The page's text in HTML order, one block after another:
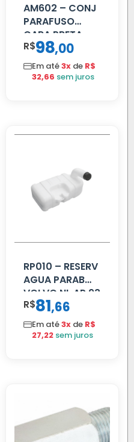
AM602 – CONJ
PARAFUSO
CARA PRETA
PARCIAL
R$98,00
Em até3x de R$
32,66 sem juros
RP010 – RESERV
AGUA PARAB
VOLVO NL AP 93
R$81,66
Em até3x de R$
27,22 sem juros